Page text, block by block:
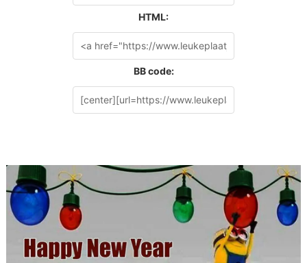
HTML:
BB code: